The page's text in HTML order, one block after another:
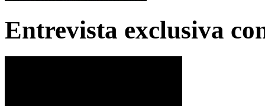
Entrevista exclusiva